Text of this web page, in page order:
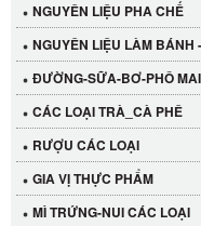
NGUYÊN LIỆU PHA CHẾ
NGUYÊN LIỆU LÀM BÁNH
ĐƯỜNG-SỮA-BƠ-PHÔ MAI
CÁC LOẠI TRÀ_CÀ PHÊ
RƯỢU CÁC LOẠI
GIA VỊ THỰC PHẨM
MÌ TRỨNG-NUI CÁC LOẠI